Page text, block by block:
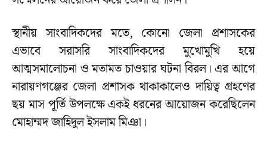
স্থানীয় সাংবাদিকদের মতে, কোনো জেলা প্রশাসকের
এভাবে সরাসরি সাংবাদিকদের মুখোমুখি হয়ে
আত্মসমালোচনা ও মতামত চাওয়ার ঘটনা বিরল। এর আগে
নারায়ণগঞ্জের জেলা প্রশাসক থাকাকালেও দায়িত্ব গ্রহণের
ছয় মাস পূর্তি উপলক্ষে একই ধরনের আয়োজন করেছিলেন
মোহাম্মদ জাহিদুল ইসলাম মিঞা।